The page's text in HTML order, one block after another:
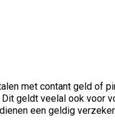
met contant geld of
geldt veelal ook voor
een geldig